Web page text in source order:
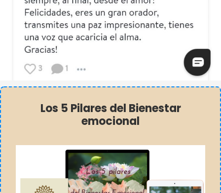
Los 5 Pilares del Bienestar
emocional